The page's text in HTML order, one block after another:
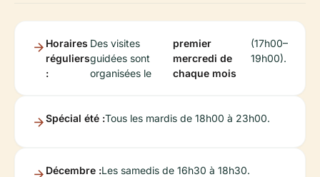
Horaires
réguliers
:
Des visites
guidées sont
organisées le
premier
mercredi de
chaque mois
(17h00–
19h00).
Spécial été :Tous les mardis de 18h00 à 23h00.
Décembre :Les samedis de 16h30 à 18h30.